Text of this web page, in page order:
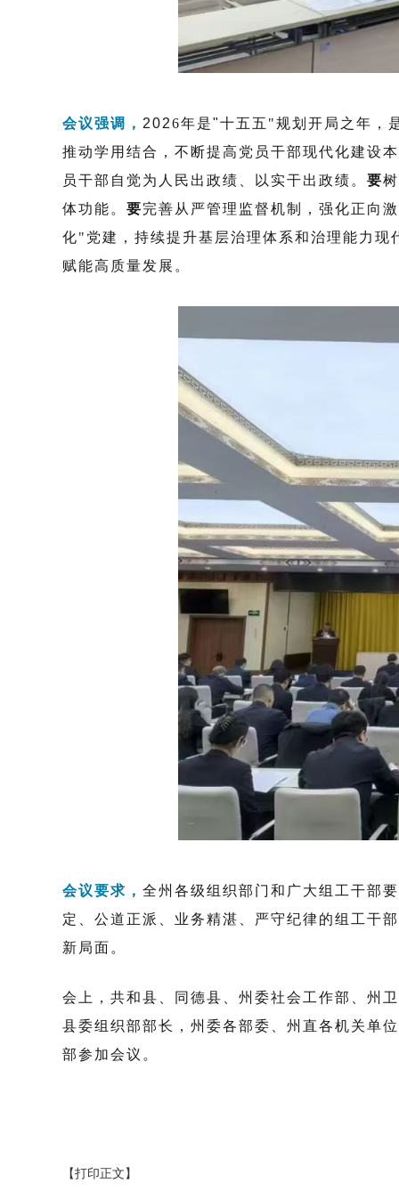
会议强调， 2026年是"十五五 "规划开局之年，
推动学用结合，不断提高党员干部现代化建设
员干部自觉为人民出政绩、以实干出政绩。 要
体功能。 要完善从严管理监督机制，强化正向
化" 党建，持续提升基层治理体系和治理能力现
赋能高质量发展。
会议要求， 全州各级组织部门和广大组工干部
定
公道正派 、业务精湛、严守纪律的组工干
新局面 。
会上， 共和县、同德县、州委社会工作部、州
县委组织部部长，州委各部委、州直各机关单
部参加会议。
【打印正文】